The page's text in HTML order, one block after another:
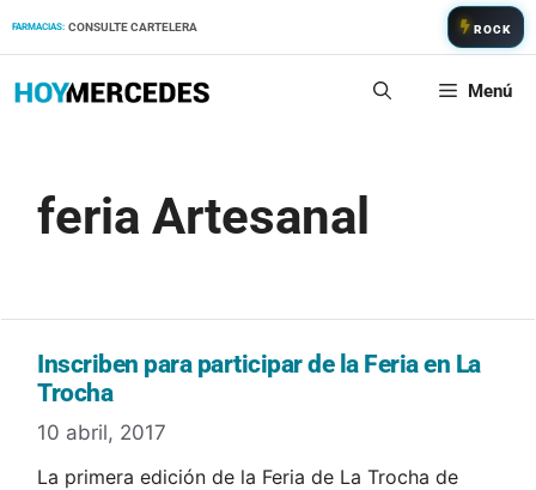
FARMACIAS: CONSULTE CARTELERA ROCK
Menú
feria Artesanal
Inscriben para participar de la Feria en La
Trocha
10 abril, 2017
La primera edición de la Feria de La Trocha de